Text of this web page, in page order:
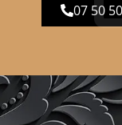
07 50